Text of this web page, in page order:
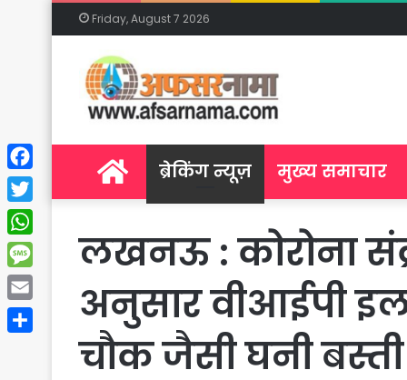
Friday, August 7 2026
Homeब्रेकिंग न्यूज़ मुख्य समाचार
लखनऊ : कोरोना
अनुसार वीआईपी
चौक जैसी घनी
Facebook
Twitter
WhatsApp
Message
Email